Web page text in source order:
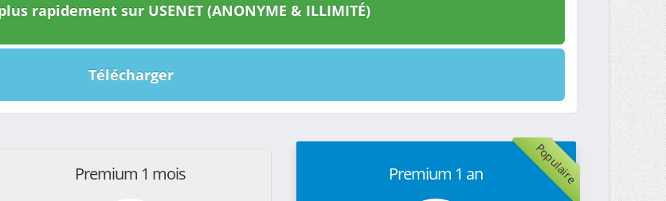
rapidement sur USENET (ANONYME & ILLIMITÉ)
Télécharger
Premium 1 mois Populaire
Premium 1 an